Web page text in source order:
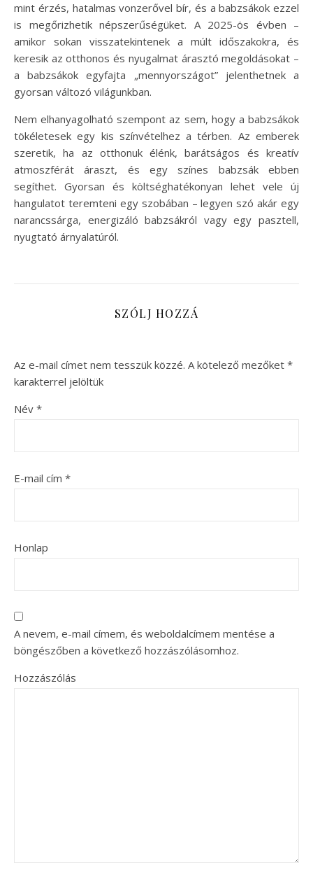
mint érzés, hatalmas vonzerővel bír, és a babzsákok ezzel
is megőrizhetik népszerűségüket. A 2025-ös évben –
amikor sokan visszatekintenek a múlt időszakokra, és
keresik az otthonos és nyugalmat árasztó megoldásokat –
a babzsákok egyfajta „mennyországot” jelenthetnek a
gyorsan változó világunkban.
Nem elhanyagolható szempont az sem, hogy a babzsákok
tökéletesek egy kis színvételhez a térben. Az emberek
szeretik, ha az otthonuk élénk, barátságos és kreatív
atmoszférát áraszt, és egy színes babzsák ebben
segíthet. Gyorsan és költséghatékonyan lehet vele új
hangulatot teremteni egy szobában – legyen szó akár egy
narancssárga, energizáló babzsákról vagy egy pasztell,
nyugtató árnyalatúról.
SZÓLJ HOZZÁ
Az e-mail címet nem tesszük közzé. A kötelező mezőket *
karakterrel jelöltük
Név *
E-mail cím *
Honlap
A nevem, e-mail címem, és weboldalcímem mentése a
böngészőben a következő hozzászólásomhoz.
Hozzászólás